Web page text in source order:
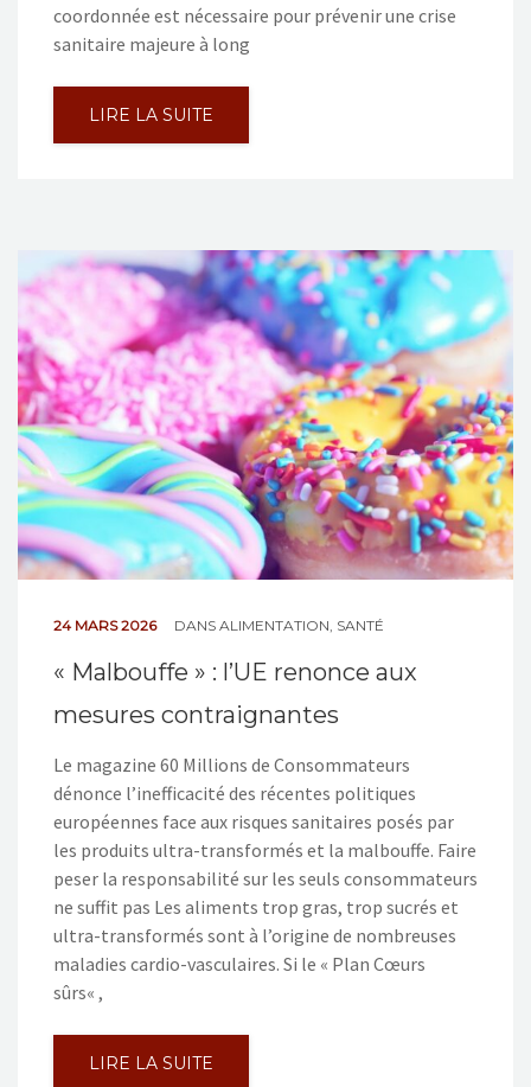
coordonnée est nécessaire pour prévenir une crise
sanitaire majeure à long
LIRE LA SUITE
24 MARS 2026 DANS ALIMENTATION, SANTÉ
« Malbouffe » : l’UE renonce aux
mesures contraignantes
Le magazine 60 Millions de Consommateurs
dénonce l’inefficacité des récentes politiques
européennes face aux risques sanitaires posés par
les produits ultra-transformés et la malbouffe. Faire
peser la responsabilité sur les seuls consommateurs
ne suffit pas Les aliments trop gras, trop sucrés et
ultra-transformés sont à l’origine de nombreuses
maladies cardio-vasculaires. Si le « Plan Cœurs
sûrs« ,
LIRE LA SUITE